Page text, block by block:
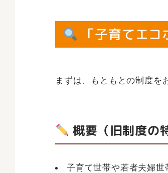
「子育てエ
まずは、もともとの制度を
概要（旧制度の
子育て世帯や若者夫婦